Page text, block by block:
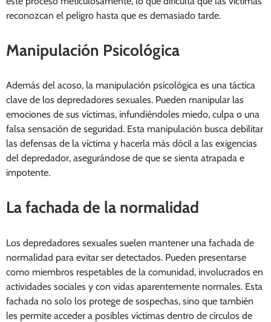
reconozcan el peligro hasta que es demasiado tarde.
Manipulación Psicológica
Además del acoso, la manipulación psicológica es una táctica
clave de los depredadores sexuales. Pueden manipular las
emociones de sus víctimas, infundiéndoles miedo, culpa o una
falsa sensación de seguridad. Esta manipulación busca debilitar
las defensas de la víctima y hacerla más dócil a las exigencias
del depredador, asegurándose de que se sienta atrapada e
impotente.
La fachada de la normalidad
Los depredadores sexuales suelen mantener una fachada de
normalidad para evitar ser detectados. Pueden presentarse
como miembros respetables de la comunidad, involucrados en
actividades sociales y con vidas aparentemente normales. Esta
fachada no solo los protege de sospechas, sino que también
les permite acceder a posibles víctimas dentro de círculos de